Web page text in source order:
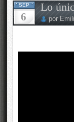
SEP
6
Lo
por